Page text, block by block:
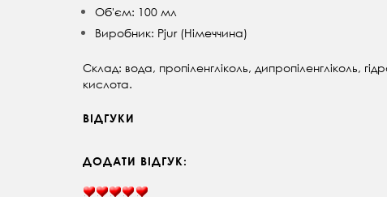
Об'єм: 100 мл
Виробник: Pjur (Німеччина)
Склад: вода, пропіленгліколь, дипропіленгліколь,
кислота.
ВІДГУКИ
ДОДАТИ ВІДГУК: